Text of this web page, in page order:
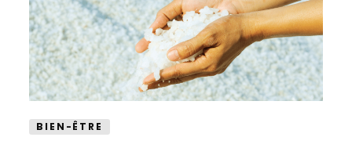
BIEN-ÊTRE